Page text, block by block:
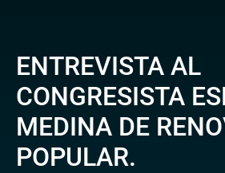
ENTREVISTA AL
CONGRESISTA
MEDINA DE
POPULAR.